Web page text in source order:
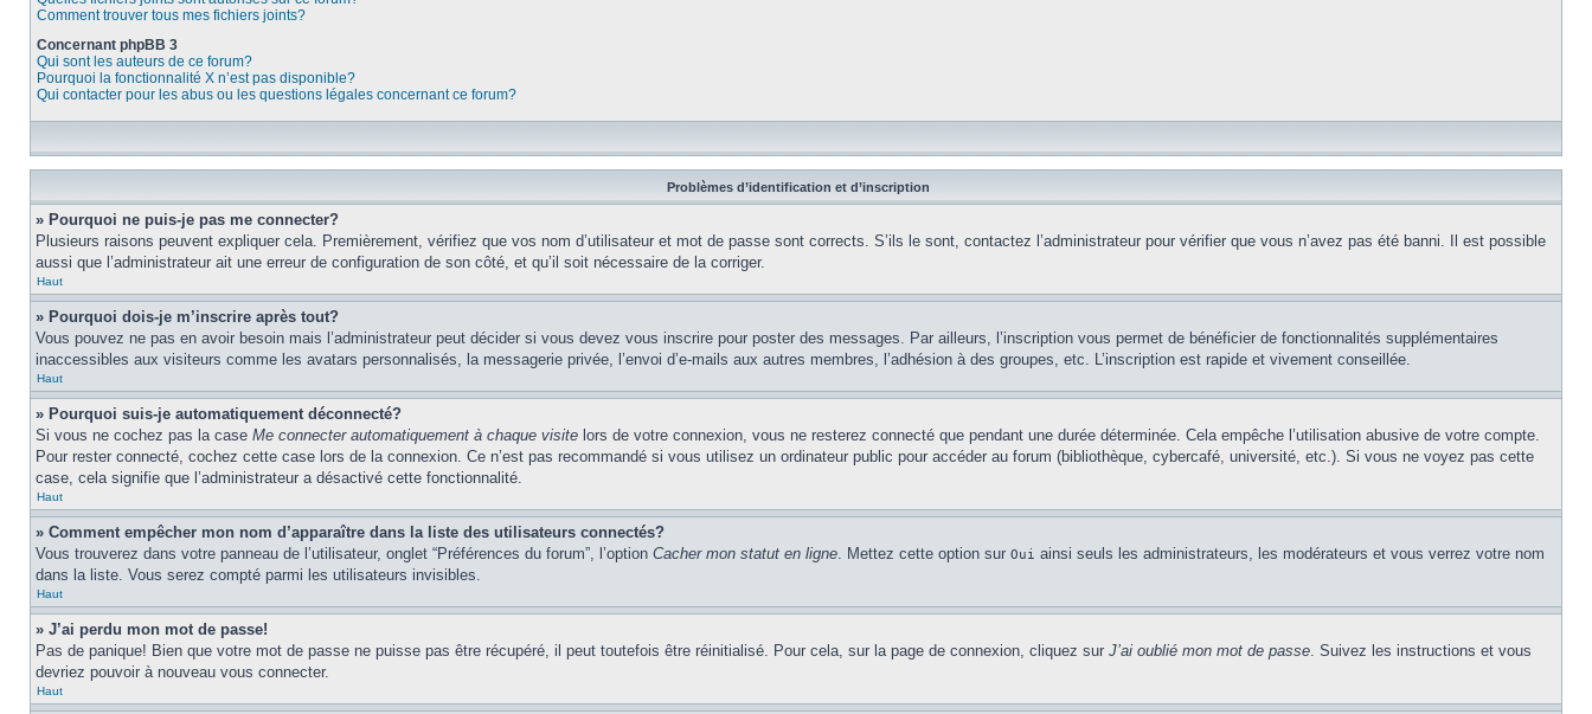
Comment trouver tous mes fichiers joints?
Concernant phpBB 3
Qui sont les auteurs de ce forum?
Pourquoi la fonctionnalité X n’est pas disponible?
Qui contacter pour les abus ou les questions légales concernant ce forum?
Problèmes d’identification et d’inscription
» Pourquoi ne puis-je pas me connecter?
Plusieurs raisons peuvent expliquer cela. Premièrement, vérifiez que vos nom d’utilisateur et mot de passe sont corrects. S’ils le sont, contactez l’administrateur pour vérifier que vous n’avez pas été banni. Il est possible
aussi que l’administrateur ait une erreur de configuration de son côté, et qu’il soit nécessaire de la corriger.
Haut
» Pourquoi dois-je m’inscrire après tout?
Vous pouvez ne pas en avoir besoin mais l’administrateur peut décider si vous devez vous inscrire pour poster des messages. Par ailleurs, l’inscription vous permet de bénéficier de fonctionnalités supplémentaires
inaccessibles aux visiteurs comme les avatars personnalisés, la messagerie privée, l’envoi d’e-mails aux autres membres, l’adhésion à des groupes, etc. L’inscription est rapide et vivement conseillée.
Haut
» Pourquoi suis-je automatiquement déconnecté?
Si vous ne cochez pas la case Me connecter automatiquement à chaque visite lors de votre connexion, vous ne resterez connecté que pendant une durée déterminée. Cela empêche l’utilisation abusive de votre compte.
Pour rester connecté, cochez cette case lors de la connexion. Ce n’est pas recommandé si vous utilisez un ordinateur public pour accéder au forum (bibliothèque, cybercafé, université, etc.). Si vous ne voyez pas cette
case, cela signifie que l’administrateur a désactivé cette fonctionnalité.
Haut
» Comment empêcher mon nom d’apparaître dans la liste des utilisateurs connectés?
Vous trouverez dans votre panneau de l’utilisateur, onglet “Préférences du forum”, l’option Cacher mon statut en ligne. Mettez cette option sur Oui ainsi seuls les administrateurs, les modérateurs et vous verrez votre nom
dans la liste. Vous serez compté parmi les utilisateurs invisibles.
Haut
» J’ai perdu mon mot de passe!
Pas de panique! Bien que votre mot de passe ne puisse pas être récupéré, il peut toutefois être réinitialisé. Pour cela, sur la page de connexion, cliquez sur J’ai oublié mon mot de passe. Suivez les instructions et vous
devriez pouvoir à nouveau vous connecter.
Haut